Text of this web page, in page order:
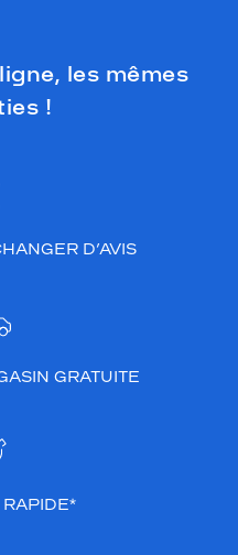
les mêmes
!
D’AVIS
GRATUITE
RAPIDE*